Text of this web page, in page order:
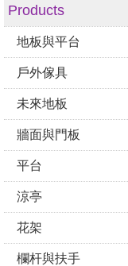
Products
地板與平台
戶外傢具
未來地板
牆面與門板
平台
涼亭
花架
欄杆與扶手